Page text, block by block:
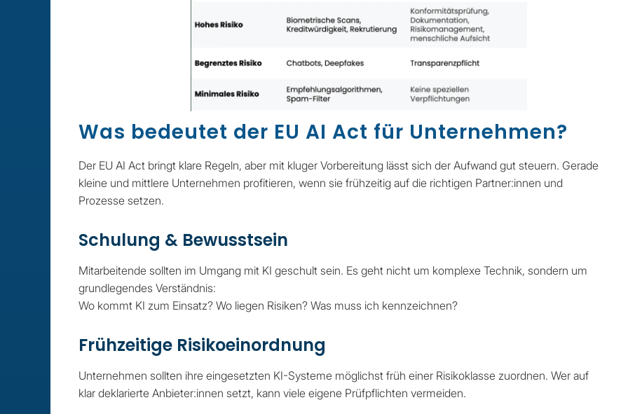
Was bedeutet der EU AI Act für Unternehmen?
Der EU AI Act bringt klare Regeln, aber mit kluger Vorbereitung lässt sich der Aufwand gut steuern. Gerade
kleine und mittlere Unternehmen profitieren, wenn sie frühzeitig auf die richtigen Partner:innen und
Prozesse setzen.
Schulung & Bewusstsein
Mitarbeitende sollten im Umgang mit KI geschult sein. Es geht nicht um komplexe Technik, sondern um
grundlegendes Verständnis:
Wo kommt KI zum Einsatz? Wo liegen Risiken? Was muss ich kennzeichnen?
Frühzeitige Risikoeinordnung
Unternehmen sollten ihre eingesetzten KI-Systeme möglichst früh einer Risikoklasse zuordnen. Wer auf
klar deklarierte Anbieter:innen setzt, kann viele eigene Prüfpflichten vermeiden.